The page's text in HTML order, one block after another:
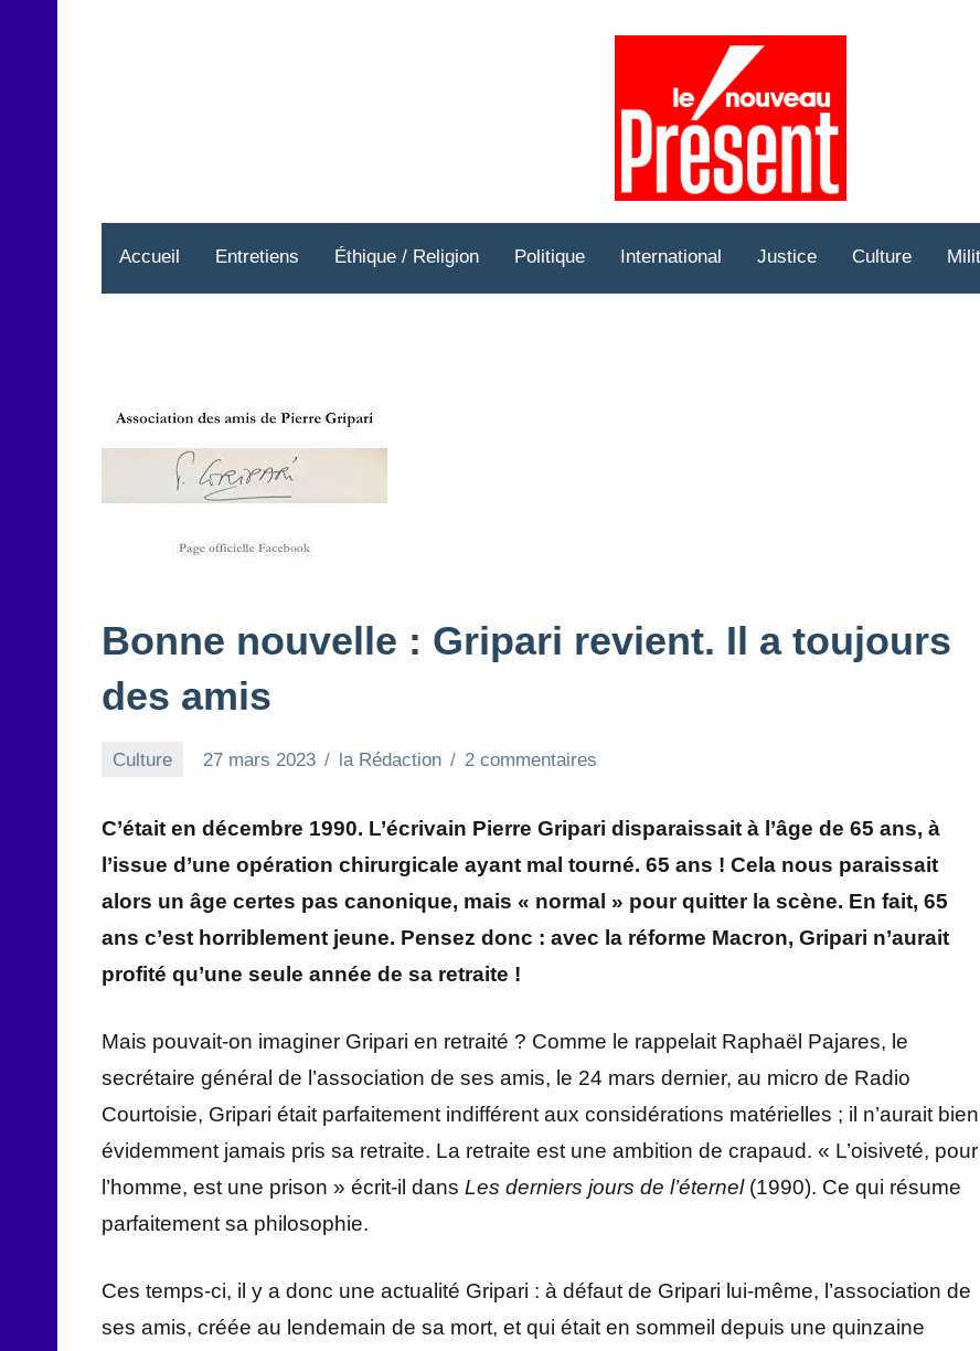
Accueil Entretiens Éthique / Religion Politique International Justice Culture
Bonne nouvelle : Gripari revient. Il a toujours
des amis
Culture 27 mars 2023 la Rédaction 2 commentaires
C’était en décembre 1990. L’écrivain Pierre Gripari disparaissait à l’âge de 65 ans, à
l’issue d’une opération chirurgicale ayant mal tourné. 65 ans ! Cela nous paraissait
alors un âge certes pas canonique, mais « normal » pour quitter la scène. En fait, 65
ans c’est horriblement jeune. Pensez donc : avec la réforme Macron, Gripari n’aurait
profité qu’une seule année de sa retraite !
Mais pouvait-on imaginer Gripari en retraité ? Comme le rappelait Raphaël Pajares, le
secrétaire général de l’association de ses amis, le 24 mars dernier, au micro de Radio
Courtoisie, Gripari était parfaitement indifférent aux considérations matérielles ; il n’aurait bien
évidemment jamais pris sa retraite. La retraite est une ambition de crapaud. « L’oisiveté, pour
l’homme, est une prison » écrit-il dans Les derniers jours de l’éternel(1990). Ce qui résume
parfaitement sa philosophie.
Ces temps-ci, il y a donc une actualité Gripari : à défaut de Gripari lui-même, l’association de
ses amis, créée au lendemain de sa mort, et qui était en sommeil depuis une quinzaine